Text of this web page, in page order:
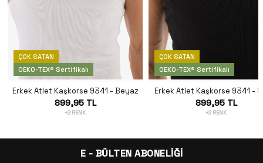
ÇOK SATAN
OEKO-TEX® Sertifikalı
Erkek Atlet Kaşkorse 9341 - Beyaz
899,95 TL
+2 RENK
ÇOK SATAN
OEKO-TEX® Sertifikalı
Erkek Atlet Kaşkorse 9341 -
899,95 TL
+2 RENK
E - BÜLTEN ABONELİĞİ